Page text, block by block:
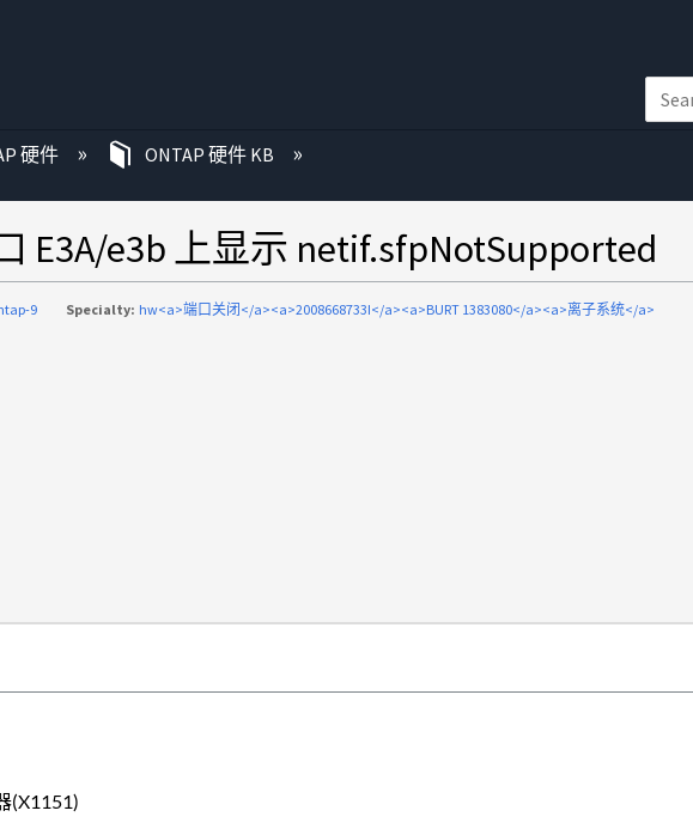
硬件 ONTAP 硬件 KB
E3A/e3b 上显示 netif.sfpNotSupported
9 Specialty: hw<a>端口关闭</a><a>2008668733I</a><a>BURT 1383080</a><a>离子系统</a>
(X1151)